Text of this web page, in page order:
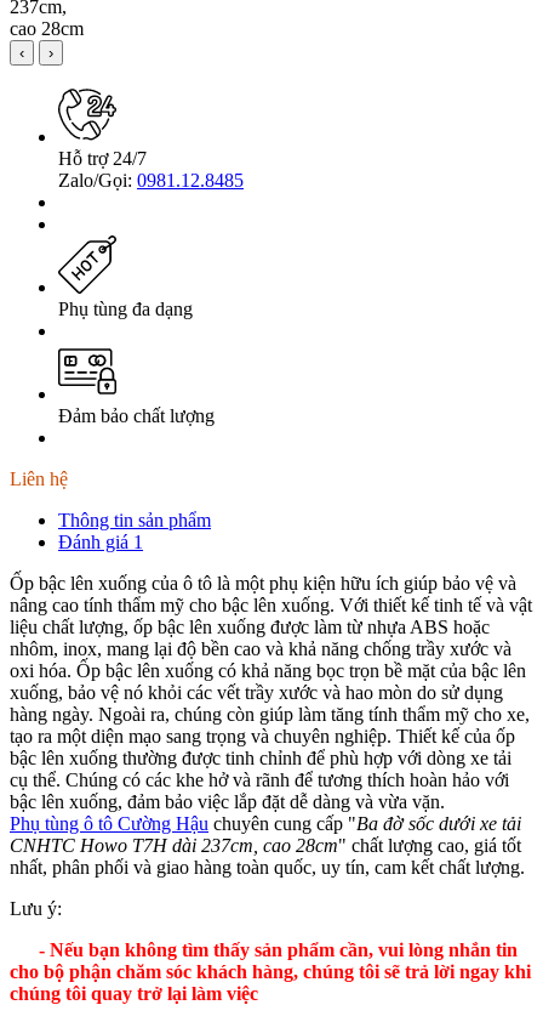
‹ ›
Hỗ trợ 24/7
Zalo/Gọi: 0981.12.8485
Phụ tùng đa dạng
Đảm bảo chất lượng
Liên hệ
Thông tin sản phẩm
Đánh giá 1
Ốp bậc lên xuống của ô tô là một phụ kiện hữu ích giúp bảo vệ và
nâng cao tính thẩm mỹ cho bậc lên xuống. Với thiết kế tinh tế và vật
liệu chất lượng, ốp bậc lên xuống được làm từ nhựa ABS hoặc
nhôm, inox, mang lại độ bền cao và khả năng chống trầy xước và
oxi hóa. Ốp bậc lên xuống có khả năng bọc trọn bề mặt của bậc lên
xuống, bảo vệ nó khỏi các vết trầy xước và hao mòn do sử dụng
hàng ngày. Ngoài ra, chúng còn giúp làm tăng tính thẩm mỹ cho xe,
tạo ra một diện mạo sang trọng và chuyên nghiệp. Thiết kế của ốp
bậc lên xuống thường được tinh chỉnh để phù hợp với dòng xe tải
cụ thể. Chúng có các khe hở và rãnh để tương thích hoàn hảo với
bậc lên xuống, đảm bảo việc lắp đặt dễ dàng và vừa vặn.
Phụ tùng ô tô Cường Hậu chuyên cung cấp "Ba đờ sốc dưới xe tải
CNHTC Howo T7H dài 237cm, cao 28cm" chất lượng cao, giá tốt
nhất, phân phối và giao hàng toàn quốc, uy tín, cam kết chất lượng.
Lưu ý:
- Nếu bạn không tìm thấy sản phẩm cần, vui lòng nhắn tin
cho bộ phận chăm sóc khách hàng, chúng tôi sẽ trả lời ngay khi
chúng tôi quay trở lại làm việc